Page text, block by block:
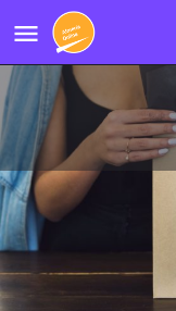
Néstor
Audiovisuales